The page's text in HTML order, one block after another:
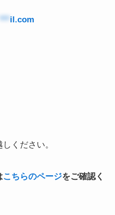
***il.com
ください。
こちらのページをご確認く